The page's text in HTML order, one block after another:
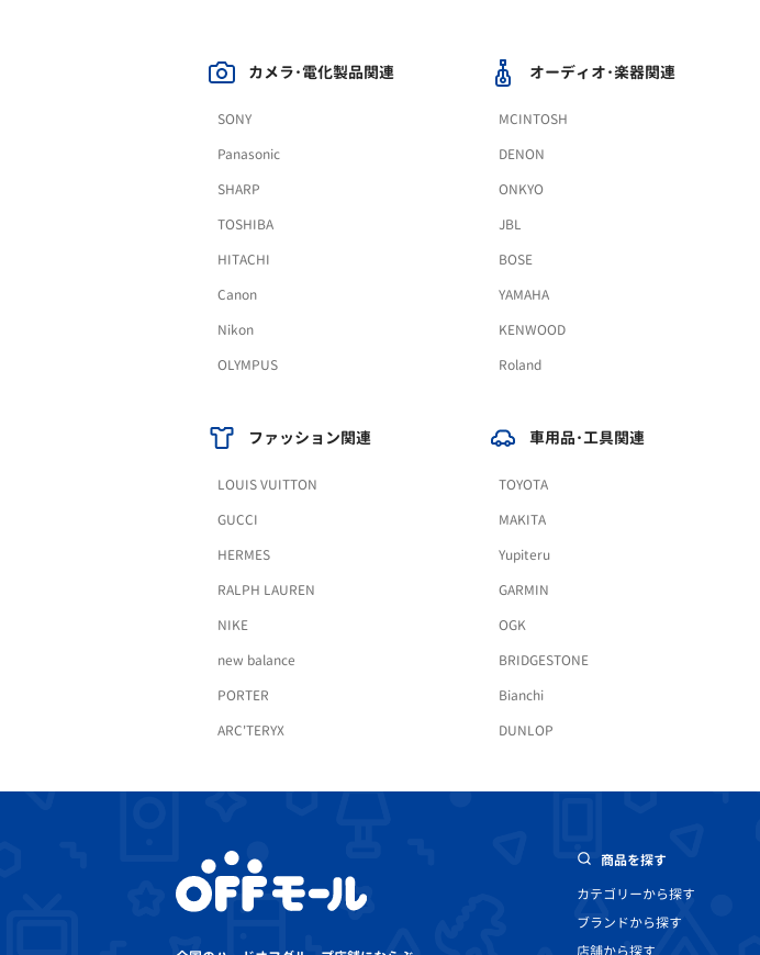
カメラ･電化製品関連
SONY
Panasonic
SHARP
TOSHIBA
HITACHI
Canon
Nikon
OLYMPUS
オーディオ･楽器関連
MCINTOSH
DENON
ONKYO
JBL
BOSE
YAMAHA
KENWOOD
Roland
ファッション関連
LOUIS VUITTON
GUCCI
HERMES
RALPH LAUREN
NIKE
new balance
PORTER
ARC'TERYX
車用品･工具関連
TOYOTA
MAKITA
Yupiteru
GARMIN
OGK
BRIDGESTONE
Bianchi
DUNLOP
商品を探す
カテゴリーから探す
ブランドから探す
店舗から探す